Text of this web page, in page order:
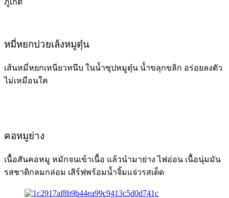
หมี่หยกปวยเล้งหมูตุ๋น
เส้นหมี่หยกเหนียวหนึบ ในน้ำซุปหมูตุ๋น น้ำขลุกขลิก อร่อยลงตัว
ไม่เหมือนใค
คอหมูย่าง
เนื้อสันคอหมู หมักจนเข้าเนื้อ แล้วนำมาย่าง ไฟอ่อน เนื้อนุ่มมัน
รสชาติกลมกล่อม เสิร์ฟพร้อมน้ำจิ้มแจ่วรสเด็ด